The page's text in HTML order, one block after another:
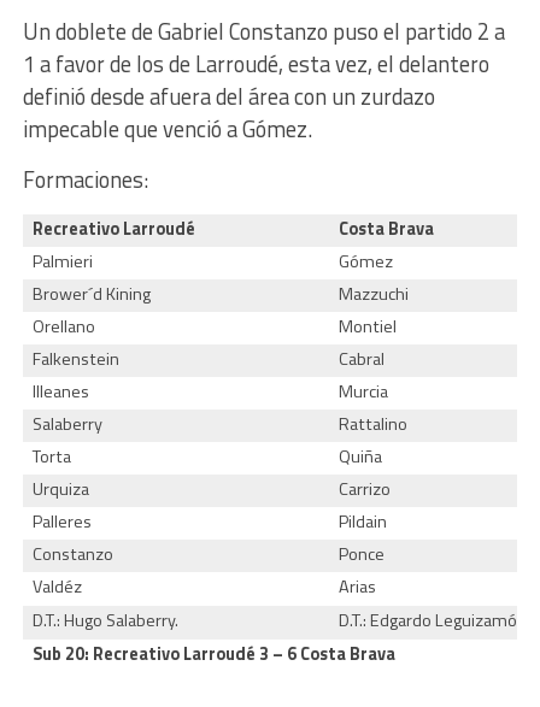
Un doblete de Gabriel Constanzo puso el partido 2 a
1 a favor de los de Larroudé, esta vez, el delantero
definió desde afuera del área con un zurdazo
impecable que venció a Gómez.
Formaciones:
Recreativo Larroudé
Costa Brava
Palmieri
Gómez
Brower´d Kining
Mazzuchi
Orellano
Montiel
Falkenstein
Cabral
Illeanes
Murcia
Salaberry
Rattalino
Torta
Quiña
Urquiza
Carrizo
Palleres
Pildain
Constanzo
Ponce
Valdéz
Arias
D.T.: Hugo Salaberry.
D.T.: Edgardo Leguizamón
Sub 20: Recreativo Larroudé 3 – 6 Costa Brava